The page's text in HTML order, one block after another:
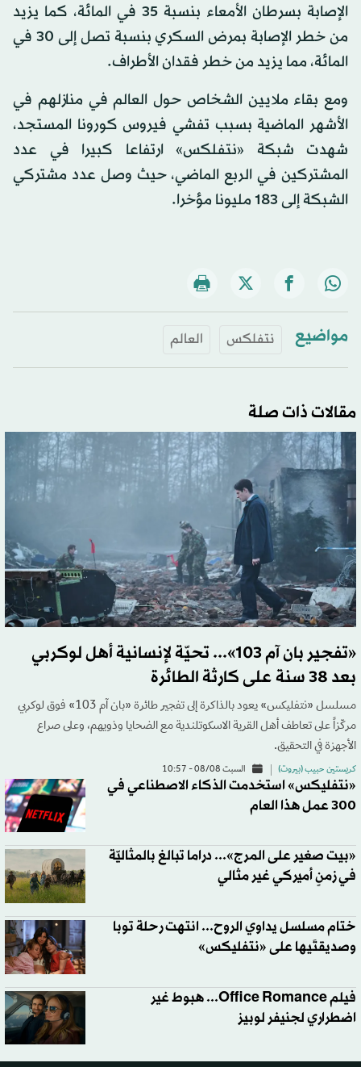
الإصابة بسرطان الأمعاء بنسبة 35 في المائة، كما يزيد
من خطر الإصابة بمرض السكري بنسبة تصل إلى 30 في
المائة، مما يزيد من خطر فقدان الأطراف.
ومع بقاء ملايين الشخاص حول العالم في منازلهم في
الأشهر الماضية بسبب تفشي فيروس كورونا المستجد،
شهدت شبكة «نتفلكس» ارتفاعا كبيرا في عدد
المشتركين في الربع الماضي، حيث وصل عدد مشتركي
الشبكة إلى 183 مليونا مؤخرا.
مواضيع نتفلكس العالم
مقالات ذات صلة
«تفجير بان آم 103»... تحيّة لإنسانية أهل لوكربي
بعد 38 سنة على كارثة الطائرة
مسلسل «نتفليكس» يعود بالذاكرة إلى تفجير طائرة «بان آم 103» فوق لوكربي
مركّزاً على تعاطف أهل القرية الاسكوتلندية مع الضحايا وذويهم، وعلى صراع
الأجهزة في التحقيق.
كريستين حبيب (بيروت) السبت 08/08 - 10:57
«نتفليكس» استخدمت الذكاء الاصطناعي في
300 عمل هذا العام
«بيت صغير على المرج»... دراما تبالغ بالمثاليّة
في زمنٍ أميركي غير مثالي
ختام مسلسل يداوي الروح... انتهت رحلة توبا
وصديقتَيها على «نتفليكس»
فيلم Office Romance... هبوط غير
اضطراري لجنيفر لوبيز